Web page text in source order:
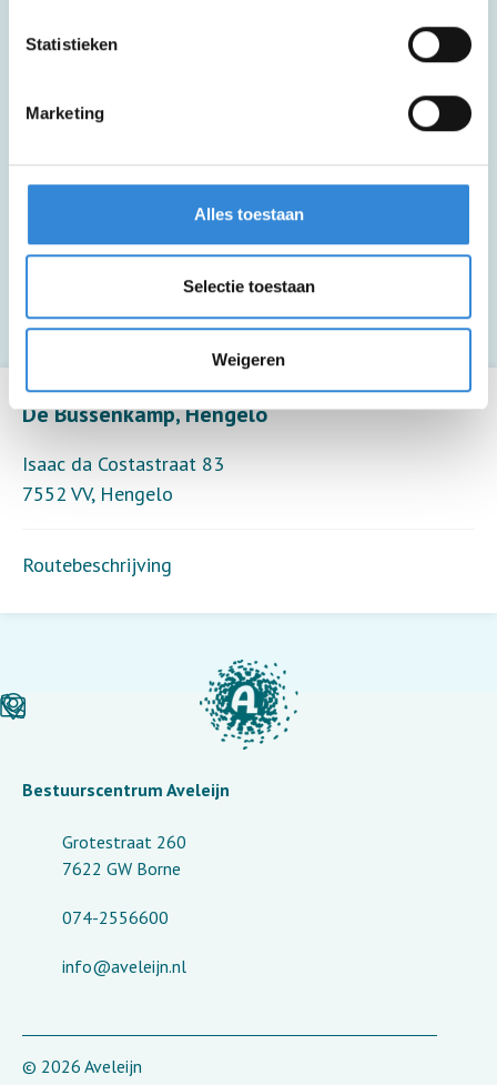
Statistieken
Marketing
Alles toestaan
Selectie toestaan
WeigerenLeaflet
De Bussenkamp, Hengelo
Isaac da Costastraat 83
7552 VV, Hengelo
Routebeschrijving
Deze activiteit biedt alleen toezicht (15
deelnemers per toezichthouder).
Bestuurscentrum Aveleijn
Grotestraat 260
7622 GW Borne
074-2556600
info@aveleijn.nl
© 2026 Aveleijn